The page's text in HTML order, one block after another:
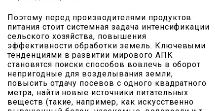
Поэтому перед производителями продуктов
питания стоит системная задача интенсификации
сельского хозяйства, повышения
эффективности обработки земель. Ключевыми
тенденциями в развитии мирового АПК
становятся поиски способов вовлечь в оборот
непригодные для возделывания земли,
повысить отдачу посевов с одного квадратного
метра, найти новые источники питательных
веществ (такие, например, как искусственно